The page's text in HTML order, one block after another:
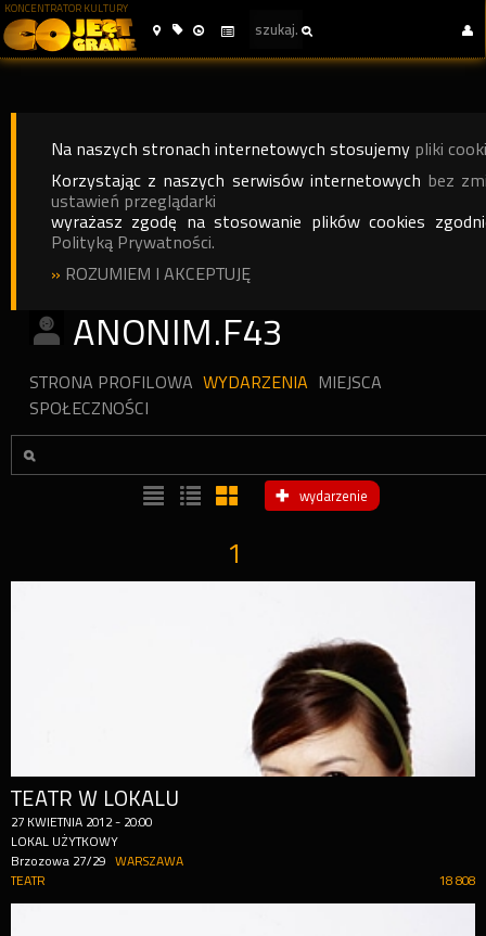
KONCENTRATOR KULTURY
Na naszych stronach internetowych stosujemy pliki
Korzystając z naszych serwisów internetowych bez
ustawień przeglądarki
wyrażasz zgodę na stosowanie plików cookies
Polityką Prywatności.
» ROZUMIEM I AKCEPTUJĘ
ANONIM.F43
STRONA PROFILOWA WYDARZENIA MIEJSCA
SPOŁECZNOŚCI
wydarzenie
1
TEATR W LOKALU
27 KWIETNIA 2012 - 20:00
LOKAL UŻYTKOWY
Brzozowa 27/29
WARSZAWA
18 808
TEATR